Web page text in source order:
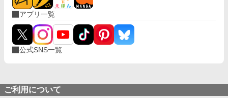
アプリ一覧
公式SNS一覧
ご利用について